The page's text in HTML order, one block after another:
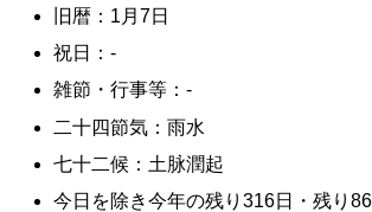
旧暦：1月7日
祝日：-
雑節・行事等：-
二十四節気：雨水
七十二候：土脉潤起
今日を除き今年の残り316日・残り